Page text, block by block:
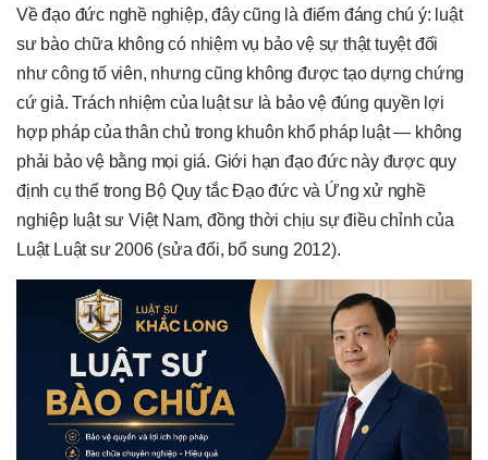
Về đạo đức nghề nghiệp, đây cũng là điểm đáng chú ý: luật
sư bào chữa không có nhiệm vụ bảo vệ sự thật tuyệt đối
như công tố viên, nhưng cũng không được tạo dựng chứng
cứ giả. Trách nhiệm của luật sư là bảo vệ đúng quyền lợi
hợp pháp của thân chủ trong khuôn khổ pháp luật — không
phải bảo vệ bằng mọi giá. Giới hạn đạo đức này được quy
định cụ thể trong Bộ Quy tắc Đạo đức và Ứng xử nghề
nghiệp luật sư Việt Nam, đồng thời chịu sự điều chỉnh của
Luật Luật sư 2006 (sửa đổi, bổ sung 2012).